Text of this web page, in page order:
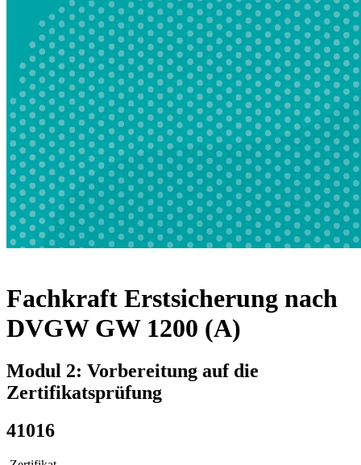
Fachkraft Erstsicherung nach
DVGW GW 1200 (A)
Modul 2: Vorbereitung auf die
Zertifikatsprüfung
41016